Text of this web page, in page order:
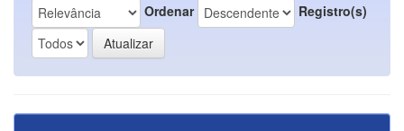
Ordenar Registro(s)